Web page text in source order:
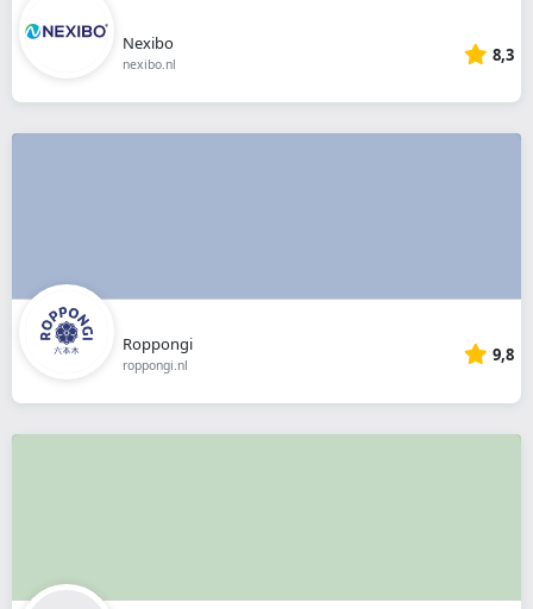
Nexibo
nexibo.nl 8,3
Roppongi
roppongi.nl 9,8